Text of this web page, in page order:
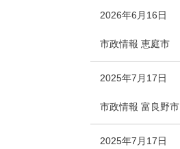
2026年6月16日
市政情報 恵庭市
2025年7月17日
市政情報 富良野市
2025年7月17日